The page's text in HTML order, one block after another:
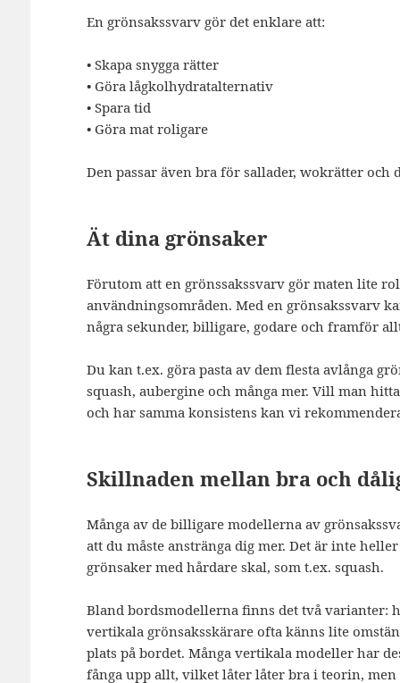
En grönsakssvarv gör det enklare att:
• Skapa snygga rätter
• Göra lågkolhydratalternativ
• Spara tid
• Göra mat roligare
Den passar även bra för sallader, wokrätter och
Ät dina grönsaker
Förutom att en grönssakssvarv gör maten lite
användningsområden. Med en grönsakssvarv
några sekunder, billigare, godare och framför
Du kan t.ex. göra pasta av dem flesta avlånga
squash, aubergine och många mer. Vill man
och har samma konsistens kan vi
Skillnaden mellan bra och
Många av de billigare modellerna av
att du måste anstränga dig mer. Det är inte
grönsaker med hårdare skal, som t.ex. squash.
Bland bordsmodellerna finns det två varianter:
vertikala grönsaksskärare ofta känns lite
plats på bordet. Många vertikala modeller har
fånga upp allt, vilket låter låter bra i teorin,